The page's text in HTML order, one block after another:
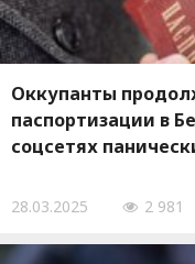
Оккупанты
паспортизации в
соцсетях
28.03.2025 2 981